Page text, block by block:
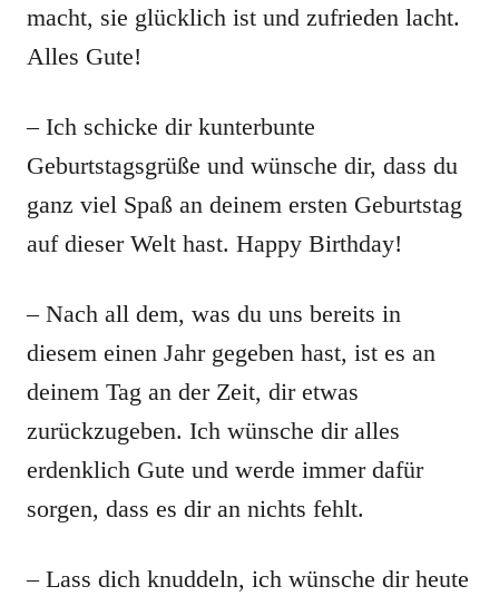
macht, sie glücklich ist und zufrieden lacht.
Alles Gute!
– Ich schicke dir kunterbunte
Geburtstagsgrüße und wünsche dir, dass du
ganz viel Spaß an deinem ersten Geburtstag
auf dieser Welt hast. Happy Birthday!
– Nach all dem, was du uns bereits in
diesem einen Jahr gegeben hast, ist es an
deinem Tag an der Zeit, dir etwas
zurückzugeben. Ich wünsche dir alles
erdenklich Gute und werde immer dafür
sorgen, dass es dir an nichts fehlt.
– Lass dich knuddeln, ich wünsche dir heute